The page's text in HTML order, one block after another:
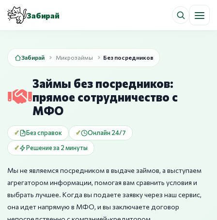
Забирай
Забирай Микрозаймы Без посредников
Займы без посредников:
прямое сотрудничество с
МФО
Без справок
Онлайн 24/7
Решение за 2 минуты
Мы не являемся посредником в выдаче займов, а выступаем
агрегатором информации, помогая вам сравнить условия и
выбрать лучшее. Когда вы подаете заявку через наш сервис,
она идет напрямую в МФО, и вы заключаете договор